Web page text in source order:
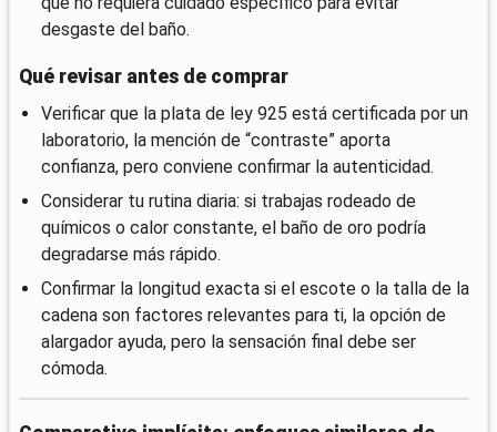
desgaste del baño.
Qué revisar antes de comprar
Verificar que la plata de ley 925 está certificada por un
laboratorio, la mención de “contraste” aporta
confianza, pero conviene confirmar la autenticidad.
Considerar tu rutina diaria: si trabajas rodeado de
químicos o calor constante, el baño de oro podría
degradarse más rápido.
Confirmar la longitud exacta si el escote o la talla de la
cadena son factores relevantes para ti, la opción de
alargador ayuda, pero la sensación final debe ser
cómoda.